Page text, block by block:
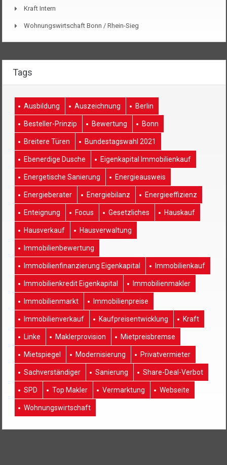
Kraft Intern
Wohnungswirtschaft Bonn / Rhein-Sieg
Tags
Ausbildung Auszeichnung Berlin
Besteller-Prinzip Bewertung Bonn
Breitere Türen Bundestagswahl 2021
Ebenerdige Dusche Eigenkapital Immobilienkauf
Energetische Sanierung Energieausweis
Energieberater Energiebilanz Energieeffizienz
Enteignung Focus Gesetzliches Hauskauf
Hausverkauf Hausverwaltung
Immobilienbewertung
Immobilienfinanzierung Eigenkapital Immobilienkauf
Immobilienkredit Eigenkapital Immobilienmakler
Immobilienmarkt Immobilienpreise
Immobilienverkauf Kaufpreisentwicklung Kraft
Linke Maklerprovision Mietpreisbremse
Mietspiegel Modernisierung Privatvermieter
Sachverständiger Sanierung Share-Deal-Verbot
SPD Top Makler Vermarktung Webseite
Wohnungswirtschaft